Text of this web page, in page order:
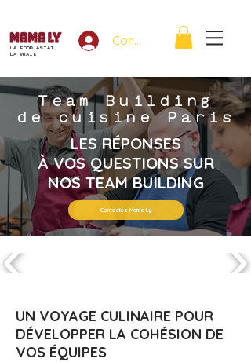
LA FOOD ASIAT,
LA VRAIE
Connexion
Team Building
de cuisine Paris
LES RÉPONSES
À VOS QUESTIONS SUR
NOS TEAM BUILDING
Contactez Mama Ly
UN VOYAGE CULINAIRE POUR
DÉVELOPPER LA COHÉSION DE
VOS ÉQUIPES